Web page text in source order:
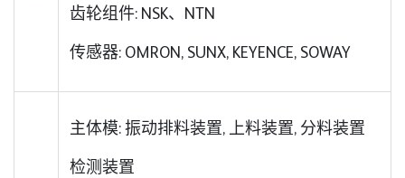
齿轮组件: NSK、NTN
传感器: OMRON, SUNX, KEYENCE, SOWAY
主体模: 振动排料装置, 上料装置, 分料装置
检测装置